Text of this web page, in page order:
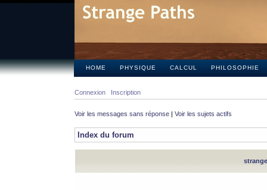
HOME PHYSIQUE CALCUL PHILOSOPHIE
Connexion Inscription
Voir les messages sans réponse | Voir les sujets actifs
Index du forum